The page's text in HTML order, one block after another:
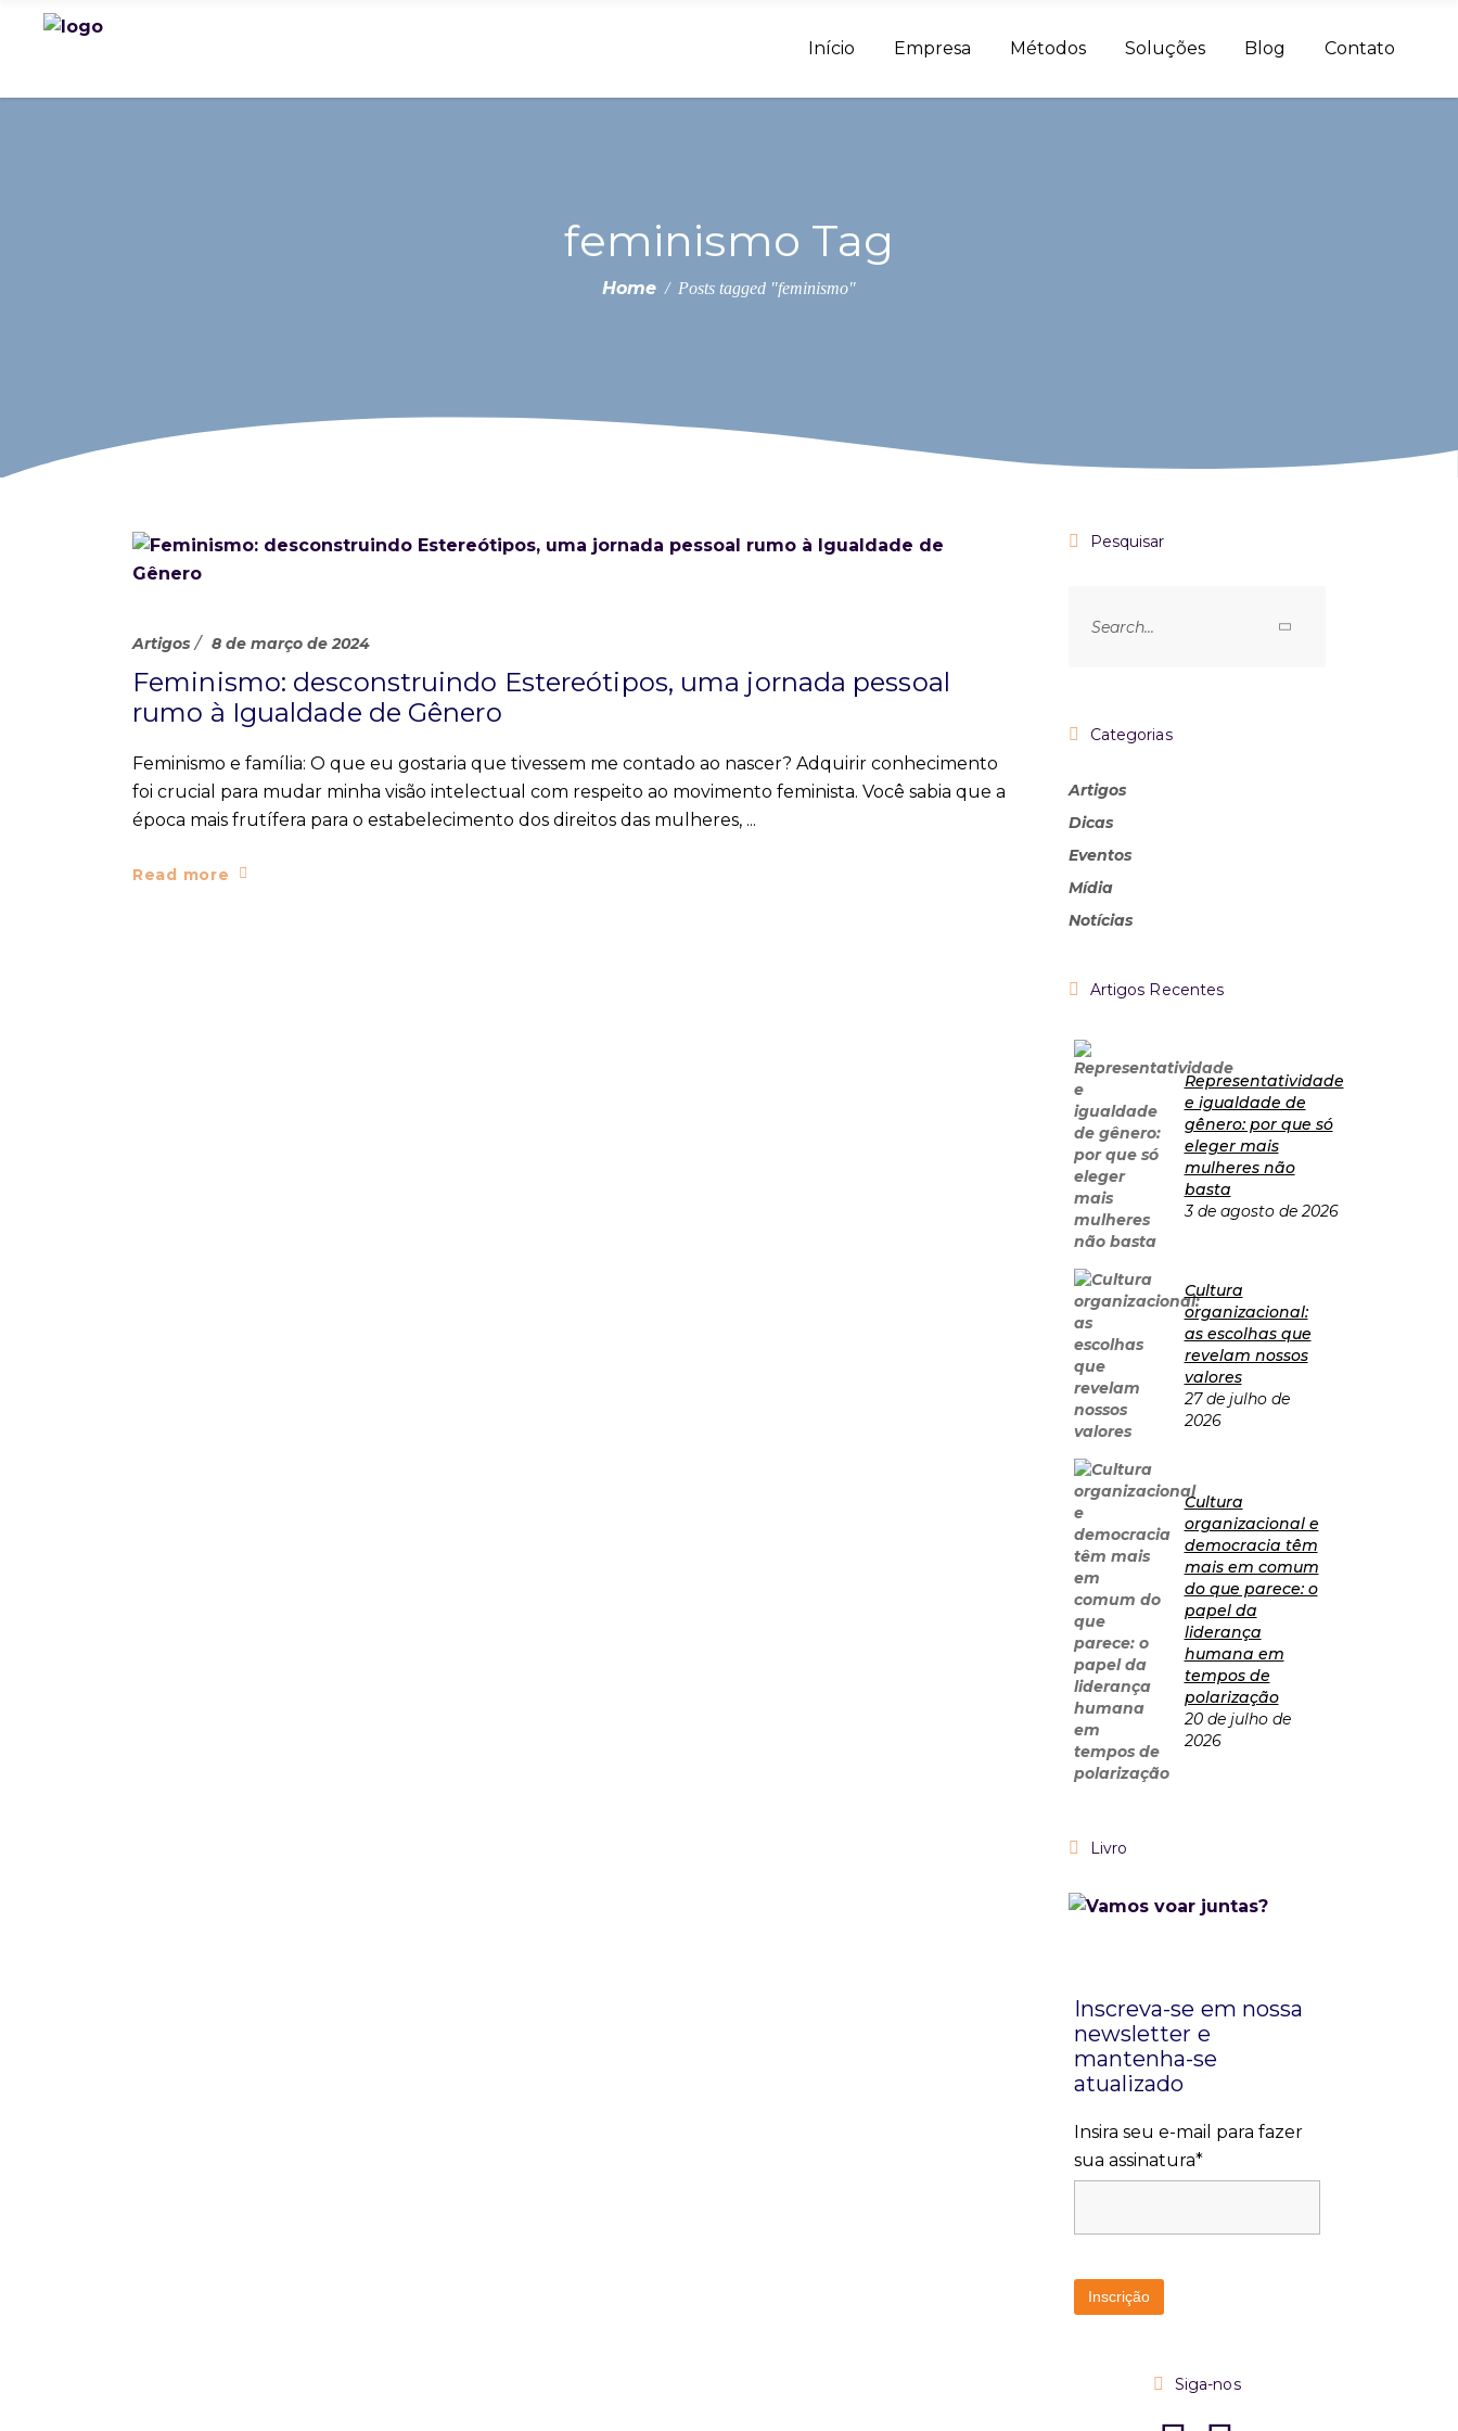
Início Empresa Métodos Soluções Blog Contato
feminismo Tag
Home / Posts tagged "feminismo"
Artigos 8 de março de 2024
Feminismo: desconstruindo Estereótipos, uma jornada pessoal
rumo à Igualdade de Gênero
Feminismo e família: O que eu gostaria que tivessem me contado ao nascer? Adquirir conhecimento
foi crucial para mudar minha visão intelectual com respeito ao movimento feminista. Você sabia que a
época mais frutífera para o estabelecimento dos direitos das mulheres,
Read more
Pesquisar
Categorias
Artigos
Dicas
Eventos
Mídia
Notícias
Artigos Recentes
Representatividade
e igualdade de
gênero: por que só
eleger mais
mulheres não
basta
3 de agosto de 2026
Cultura
organizacional:
as escolhas que
revelam nossos
valores
27 de julho de
2026
Cultura
organizacional e
democracia têm
mais em comum
do que parece: o
papel da
liderança
humana em
tempos de
polarização
20 de julho de
2026
Livro
Inscreva-se em nossa
newsletter e
mantenha-se
atualizado
Insira seu e-mail para fazer
sua assinatura*
Siga-nos